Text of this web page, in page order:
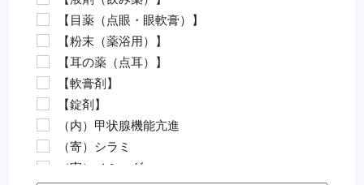
害虫駆除（魚）
【動物病院の薬（要指示医薬品）】
抗菌剤・抗生物質（要・犬）
抗菌剤・抗生物質（要・猫）
ノミ・ダニ駆除薬（要・犬）
ノミ・ダニ駆除薬（要・猫）
フィラリア（要・犬）
フィラリア（要・猫）
【目薬（点眼・眼軟膏）】
【粉末（薬浴用）】
【耳の薬（点耳）】
【軟膏剤】
【錠剤】
（内）甲状腺機能亢進
（寄）シラミ
（寄）ノミ・ダニ